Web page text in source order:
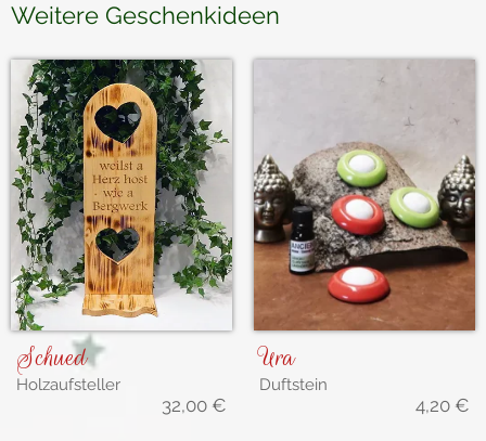
Weitere Geschenkideen
Schued
Holzaufsteller
32,00 €
Ura
Duftstein
4,20 €